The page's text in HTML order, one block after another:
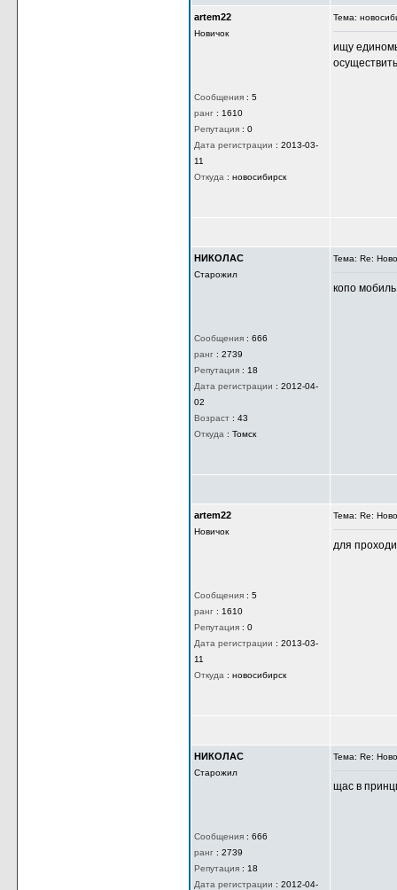
artem22
Новичок
Сообщения: 5
ранг: 1610
Репутация: 0
Дата регистрации : 2013-03-
11
Откуда : новосибирск
Тема:
ищу
НИКОЛАС
Старожил
Сообщения: 666
ранг: 2739
Репутация: 18
Дата регистрации : 2012-04-
02
Возраст: 43
Откуда : Томск
Тема: Re:
копо мобиль
artem22
Новичок
Сообщения: 5
ранг: 1610
Репутация: 0
Дата регистрации : 2013-03-
11
Откуда : новосибирск
Тема: Re:
для
НИКОЛАС
Старожил
Сообщения: 666
ранг: 2739
Репутация: 18
Дата регистрации : 2012-04-
Тема: Re:
щас в